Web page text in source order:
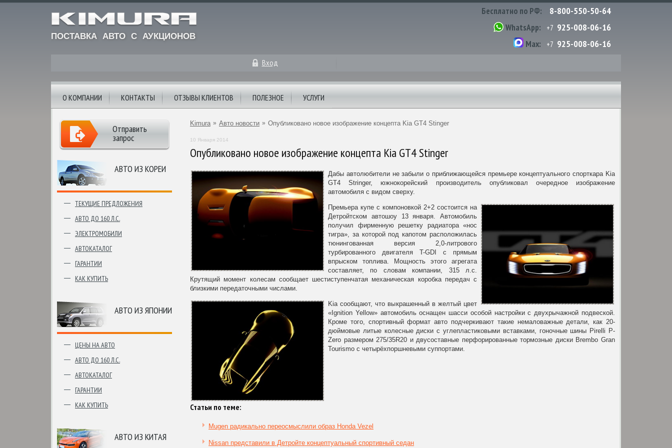
ПОСТАВКА АВТО С АУКЦИОНОВ
Бесплатно по РФ: 8-800-550-50-64
WhatsApp: +7 925-008-06-16
Max: +7 925-008-06-16
Вход
О КОМПАНИИ КОНТАКТЫ ОТЗЫВЫ КЛИЕНТОВ ПОЛЕЗНОЕ УСЛУГИ
АВТО ИЗ КОРЕИ
ТЕКУЩИЕ ПРЕДЛОЖЕНИЯ
АВТО ДО 160 Л.С.
ЭЛЕКТРОМОБИЛИ
АВТОКАТАЛОГ
ГАРАНТИИ
КАК КУПИТЬ
АВТО ИЗ ЯПОНИИ
ЦЕНЫ НА АВТО
АВТО ДО 160 Л.С.
АВТОКАТАЛОГ
ГАРАНТИИ
КАК КУПИТЬ
АВТО ИЗ КИТАЯ
Отправить
запрос
Kimura » Авто новости » Опубликовано новое изображение концепта Kia GT4 Stinger
10 Января 2014
Опубликовано новое изображение концепта Kia GT4 Stinger
Дабы автолюбители не забыли о приближающейся премьере концептуального спорткара Kia
GT4 Stringer, южнокорейский производитель опубликовал очередное изображение
автомобиля с видом сверху.
Премьера купе с компоновкой 2+2 состоится на
Детройтском автошоу 13 января. Автомобиль
получил фирменную решетку радиатора «нос
тигра», за которой под капотом расположилась
тюнингованная версия 2,0-литрового
турбированного двигателя T-GDI с прямым
впрыском топлива. Мощность этого агрегата
составляет, по словам компании, 315 л.с.
Крутящий момент колесам сообщает шестиступенчатая механическая коробка передач с
близкими передаточными числами.
Kia сообщают, что выкрашенный в желтый цвет
«Ignition Yellow» автомобиль оснащен шасси особой настройки с двухрычажной подвеской.
Кроме того, спортивный формат авто подчеркивают такие немаловажные детали, как 20-
дюймовые литые колесные диски с углепластиковыми вставками, гоночные шины Pirelli P-
Zero размером 275/35R20 и двусоставные перфорированные тормозные диски Brembo Gran
Tourismo с четырёхпоршневыми суппортами.
Статьи по теме:
Mugen радикально переосмыслили образ Honda Vezel
Nissan представили в Детройте концептуальный спортивный седан